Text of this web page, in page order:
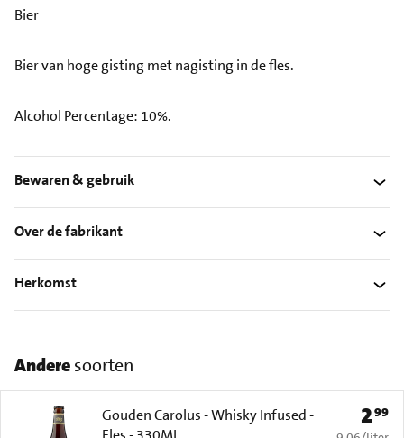
Bier
Bier van hoge gisting met nagisting in de fles.
Alcohol Percentage: 10%.
Bewaren & gebruik
Over de fabrikant
Herkomst
Anderesoorten
Gouden Carolus - Whisky Infused -
Prijs:
299